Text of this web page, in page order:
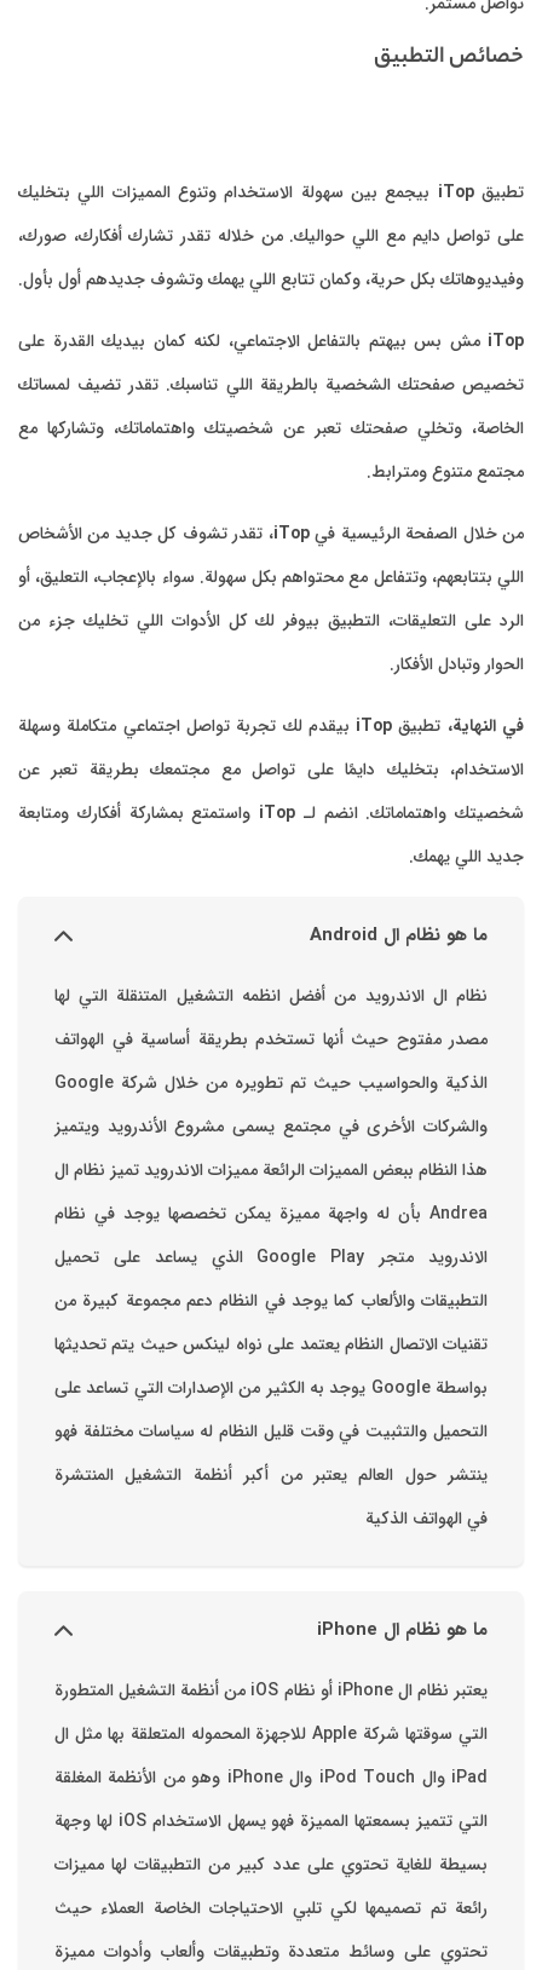
خصائص التطبيق
تطبيقiTop بيجمع بين سهولة الاستخدام وتنوع المميزات اللي بتخليك
على تواصل دايم مع اللي حواليك. من خلاله تقدر تشارك أفكارك، صورك،
وفيديوهاتك بكل حرية، وكمان تتابع اللي يهمك وتشوف جديدهم أول بأول.
iTop مش بس بيهتم بالتفاعل الاجتماعي، لكنه كمان بيديك القدرة على
تخصيص صفحتك الشخصية بالطريقة اللي تناسبك. تقدر تضيف لمساتك
الخاصة، وتخلي صفحتك تعبر عن شخصيتك واهتماماتك، وتشاركها مع
مجتمع متنوع ومترابط.
من خلال الصفحة الرئيسية فيiTop، تقدر تشوف كل جديد من الأشخاص
اللي بتتابعهم، وتتفاعل مع محتواهم بكل سهولة. سواء بالإعجاب، التعليق، أو
الرد على التعليقات، التطبيق بيوفر لك كل الأدوات اللي تخليك جزء من
الحوار وتبادل الأفكار.
في النهاية، تطبيق iTop بيقدم لك تجربة تواصل اجتماعي متكاملة وسهلة
الاستخدام، بتخليك دايمًا على تواصل مع مجتمعك بطريقة تعبر عن
شخصيتك واهتماماتك. انضم لـ iTop واستمتع بمشاركة أفكارك ومتابعة
جديد اللي يهمك.
ما هو نظام ال Android
نظام ال الاندرويد من أفضل انظمه التشغيل المتنقلة التي لها
مصدر مفتوح حيث أنها تستخدم بطريقة أساسية في الهواتف
والشركات الأخرى في مجتمع يسمى مشروع الأندرويد ويتميز
هذا النظام ببعض المميزات الرائعة ‏مميزات الاندرويد ‏تميز نظام ال
Andrea بأن له واجهة مميزة يمكن تخصصها ‏يوجد في نظام
الاندرويد متجر Google Play الذي يساعد على تحميل
التطبيقات والألعاب ‏كما يوجد في النظام دعم مجموعة كبيرة من
تقنيات الاتصال ‏النظام يعتمد على نواه لينكس حيث يتم تحديثها
بواسطة ‫Google‬ ‏يوجد به الكثير من الإصدارات التي تساعد على
التحميل والتثبيت في وقت قليل ‏النظام له سياسات مختلفة فهو
ينتشر حول العالم يعتبر من أكبر أنظمة التشغيل المنتشرة
في الهواتف الذكية
ما هو نظام ال iPhone
يعتبر نظام ال iPhone أو نظام iOS من أنظمة التشغيل المتطورة
التي سوقتها شركة Apple للاجهزة المحموله المتعلقة بها مثل ال
iPad وال iPod Touch وال iPhone وهو من الأنظمة المغلقة
التي تتميز بسمعتها المميزة فهو يسهل الاستخدام ‏iOS لها وجهة
بسيطة للغاية تحتوي على عدد كبير من التطبيقات لها مميزات
رائعة تم تصميمها لكي تلبي الاحتياجات الخاصة العملاء حيث
تحتوي على وسائط متعددة وتطبيقات وألعاب وأدوات مميزة